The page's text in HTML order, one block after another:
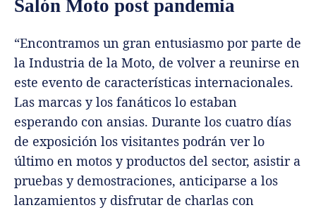
Salón Moto post pandemia
“Encontramos un gran entusiasmo por parte de
la Industria de la Moto, de volver a reunirse en
este evento de características internacionales.
Las marcas y los fanáticos lo estaban
esperando con ansias. Durante los cuatro días
de exposición los visitantes podrán ver lo
último en motos y productos del sector, asistir a
pruebas y demostraciones, anticiparse a los
lanzamientos y disfrutar de charlas con